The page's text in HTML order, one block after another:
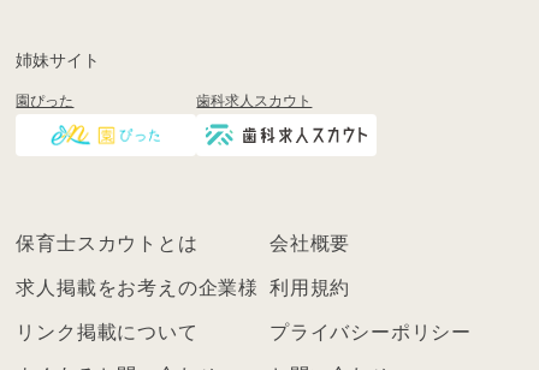
く
ン
姉妹サイト
園ぴった 歯科求人スカウト
保育士スカウトとは 会社概要
求人掲載をお考えの企業様 利用規約
リンク掲載について プライバシーポリシー